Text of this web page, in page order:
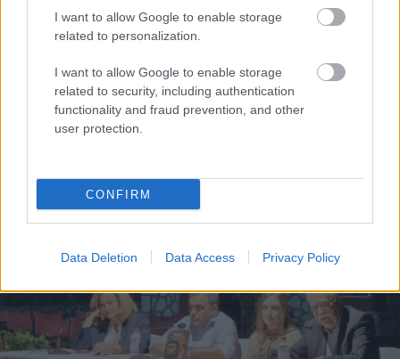
I want to allow Google to enable storage
related to personalization.
I want to allow Google to enable storage
related to security, including authentication
functionality and fraud prevention, and other
user protection.
CONFIRM
Data Deletion Data Access Privacy Policy
Ελαστικά & Καλοκαίρι: Πώς να ελέγξετε τα λάστιχα
σε 2 λεπτά πριν το ταξίδι